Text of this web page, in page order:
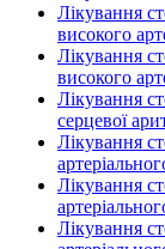
Лікування
високого
Лікування
високого
Лікування
серцевої
Лікування
Лікування
Лікування